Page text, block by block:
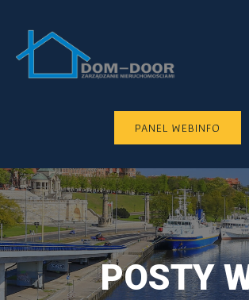
PANEL WEBINFO
POSTY